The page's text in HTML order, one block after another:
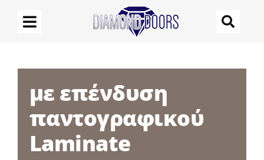
με επένδυση
παντογραφικού
Laminate